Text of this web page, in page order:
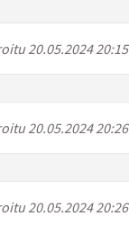
20.05.2024 20:15
20.05.2024 20:26
20.05.2024 20:26